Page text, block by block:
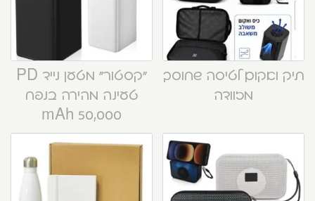
תיק ואקום לטיסה שחוסך
מזוודה
“קסטור” מטען נייד PD
טעינה מהירה בנפח
50,000 mAh